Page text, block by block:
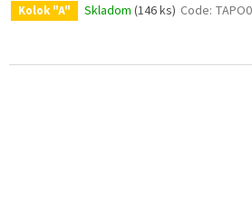
Kolok "A" Skladom (146 ks) Code: